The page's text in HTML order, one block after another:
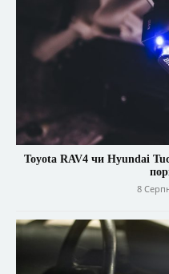
Toyota RAV4 чи Hyundai
8